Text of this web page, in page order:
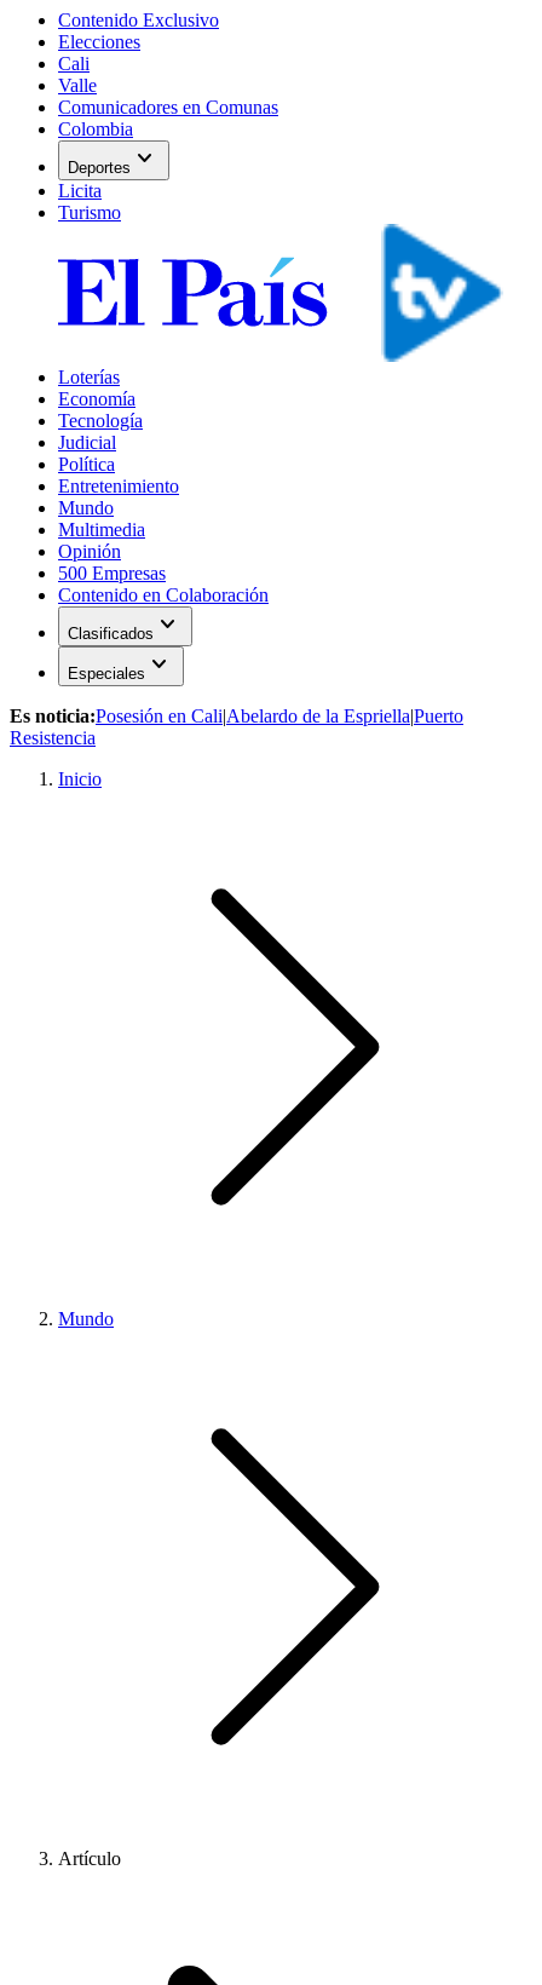
Contenido Exclusivo
Elecciones
Cali
Valle
Comunicadores en Comunas
Colombia
Deportes expand_more
Licita
Turismo
Loterías
Economía
Tecnología
Judicial
Política
Entretenimiento
Mundo
Multimedia
Opinión
500 Empresas
Contenido en Colaboración
Clasificados expand_more
Especiales expand_more
Es noticia:Posesión en Cali|Abelardo de la Espriella|Puerto
Resistencia
Inicio
Mundo
Artículo